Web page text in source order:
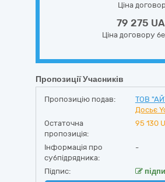
Ціна
79 275
Ціна договору
Пропозиції Учасників
Пропозицію подав:
ТОВ
Досьє
Остаточна
пропозиція:
95 130
Інформація про
субпідрядника:
-
Підпис: